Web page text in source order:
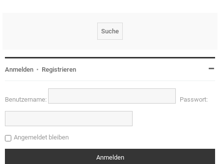
Anmelden • Registrieren
Benutzername: Passwort:
Angemeldet bleiben